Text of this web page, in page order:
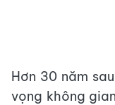
Hơn 30 năm
vọng không